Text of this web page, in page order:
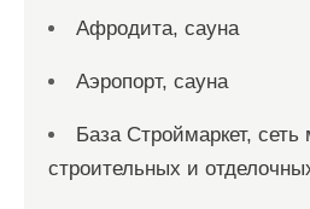
Афродита, сауна
Аэропорт, сауна
База Строймаркет, сеть
строительных и